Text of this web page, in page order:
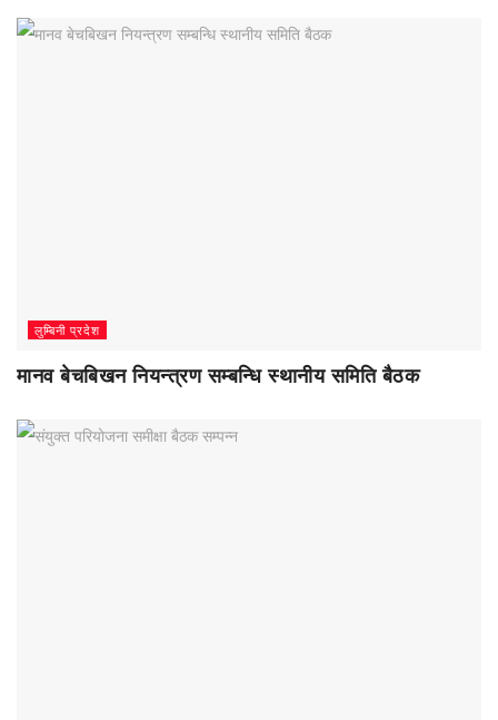
लुम्बिनी प्रदेश
मानव बेचबिखन नियन्त्रण सम्बन्धि स्थानीय समिति बैठक